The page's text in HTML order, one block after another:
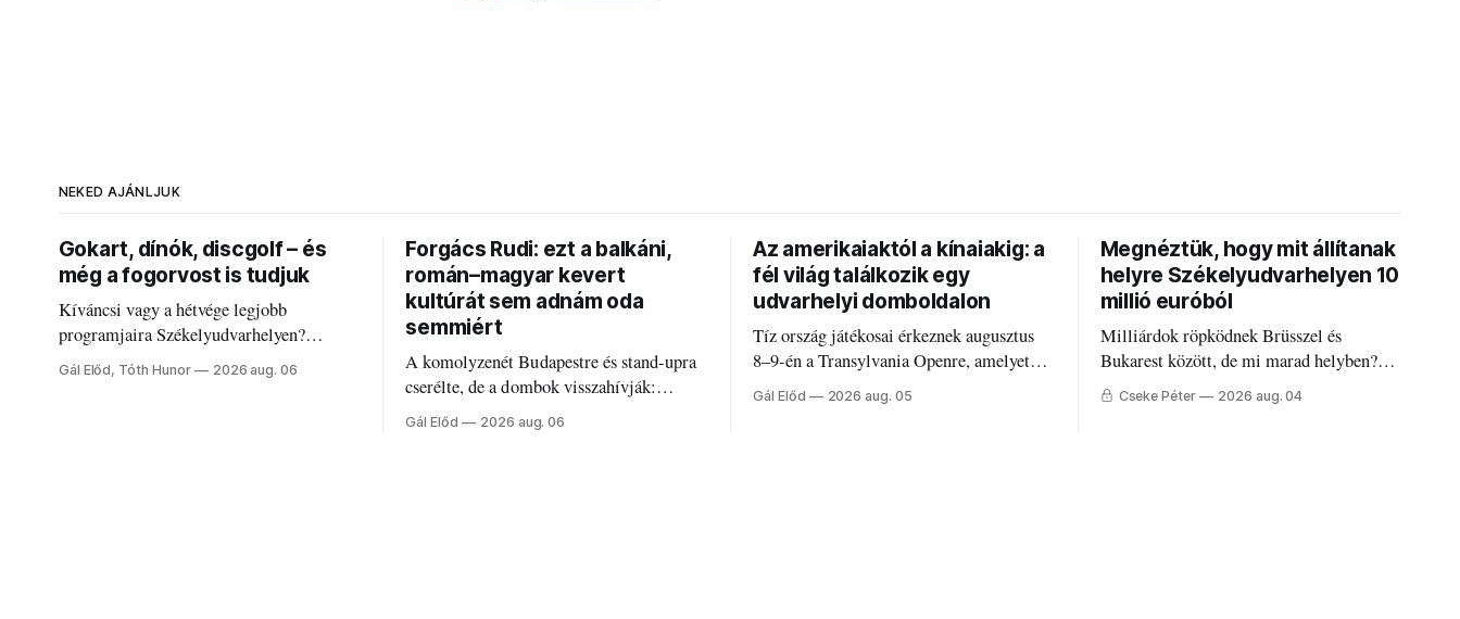
NEKED AJÁNLJUK
Gokart, dínók, discgolf – és
még a fogorvost is tudjuk
Kíváncsi vagy a hétvége legjobb
programjaira Székelyudvarhelyen?
Nálunk megtalálod őket – sőt, ha baj van a
fogaddal, a fogorvosi ügyeletet is!
Gál Előd, Tóth Hunor 2026 aug. 06
Forgács Rudi: ezt a balkáni,
román–magyar kevert
kultúrát sem adnám oda
semmiért
A komolyzenét Budapestre és stand-upra
cserélte, de a dombok visszahívják:
Forgács Rudi humorról, származásról és
Gál Előd 2026 aug. 06
Az amerikaiaktól a kínaiakig: a
fél világ találkozik egy
udvarhelyi domboldalon
Tíz ország játékosai érkeznek augusztus
8–9-én a Transylvania Openre, amelyet
Románia legrégebben működő állandó
discgolfpályáján rendeznek meg.
Gál Előd 2026 aug. 05
Megnéztük, hogy mit állítanak
helyre Székelyudvarhelyen 10
millió euróból
Milliárdok röpködnek Brüsszel és
Bukarest között, de mi marad helyben?
Mire költik a PNRR-pénzeket
Cseke Péter 2026 aug. 04